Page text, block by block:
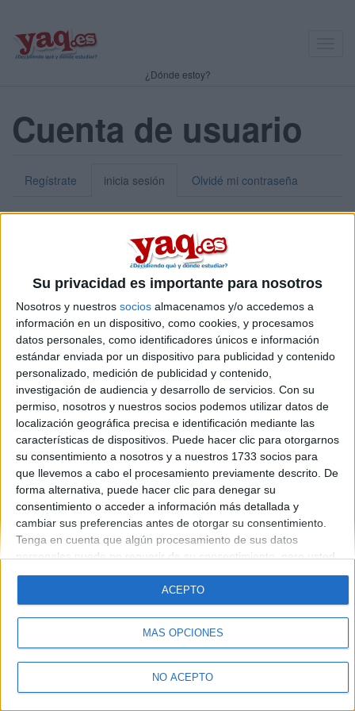
Su privacidad es importante para nosotros
Nosotros y nuestros socios almacenamos y/o accedemos a
información en un dispositivo, como cookies, y procesamos
datos personales, como identificadores únicos e información
estándar enviada por un dispositivo para publicidad y contenido
personalizado, medición de publicidad y contenido,
investigación de audiencia y desarrollo de servicios. Con su
permiso, nosotros y nuestros socios podemos utilizar datos de
localización geográfica precisa e identificación mediante las
características de dispositivos. Puede hacer clic para otorgarnos
su consentimiento a nosotros y a nuestros 1733 socios para
que llevemos a cabo el procesamiento previamente descrito. De
forma alternativa, puede hacer clic para denegar su
consentimiento o acceder a información más detallada y
cambiar sus preferencias antes de otorgar su consentimiento.
Tenga en cuenta que algún procesamiento de sus datos
personales puede no requerir de su consentimiento, pero usted
tiene el derecho de rechazar tal procesamiento. Sus
preferencias se aplicarán solo a este sitio web. Puede cambiar
sus preferencias o retirar su consentimiento en cualquier
momento volviendo a este sitio y haciendo clic en el botón
"Privacidad" en la parte inferior de la página web.
MÁS OPCIONES
NO ACEPTO
ACEPTO
¿Dónde estoy?
Cuenta de usuario
Regístrate inicia sesión Olvidé mi contraseña
Puedes iniciar sesión introduciendo tu nombre de usuario o tu
dirección de correo electrónico.
Contraseña:*
Introduce la contraseña que acompaña a tu nombre de usuario
Quiénes somos|Contactar |Anúnciate
Aviso legal|Politica de privacidad|Condiciones generales
de cookies
© 2003-2026Compás Mediterráneo S.L.- Diego de León 47 - 28006
Madrid [ESPAÑA] - Tel. +34 91 593 2767